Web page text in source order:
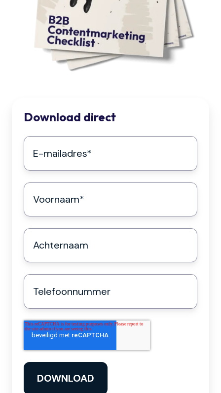
Download direct
E-
mailadres*
Voornaam
Achternaam
Telefoonnummer